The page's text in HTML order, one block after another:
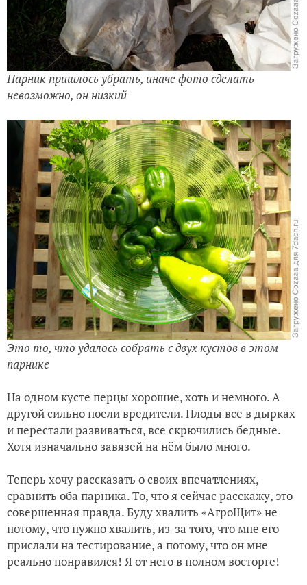
Парник пришлось убрать, иначе фото сделать
невозможно, он низкий
Это то, что удалось собрать с двух кустов в этом
парнике
На одном кусте перцы хорошие, хоть и немного. А
другой сильно поели вредители. Плоды все в дырках
и перестали развиваться, все скрючились бедные.
Хотя изначально завязей на нём было много.
Теперь хочу рассказать о своих впечатлениях,
сравнить оба парника. То, что я сейчас расскажу, это
совершенная правда. Буду хвалить «АгроЩит» не
потому, что нужно хвалить, из-за того, что мне его
прислали на тестирование, а потому, что он мне
реально понравился! Я от него в полном восторге!